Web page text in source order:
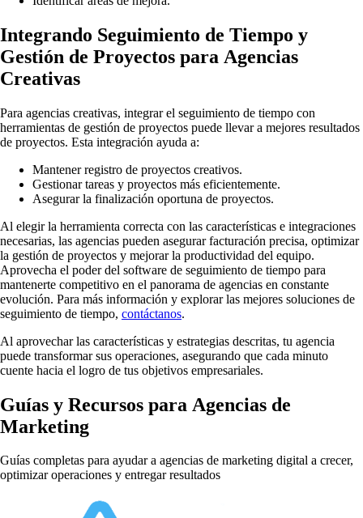
Integrando Seguimiento de Tiempo y
Gestión de Proyectos para Agencias
Creativas
Para agencias creativas, integrar el seguimiento de tiempo con
herramientas de gestión de proyectos puede llevar a mejores resultados
de proyectos. Esta integración ayuda a:
Mantener registro de proyectos creativos.
Gestionar tareas y proyectos más eficientemente.
Asegurar la finalización oportuna de proyectos.
Al elegir la herramienta correcta con las características e integraciones
necesarias, las agencias pueden asegurar facturación precisa, optimizar
la gestión de proyectos y mejorar la productividad del equipo.
Aprovecha el poder del software de seguimiento de tiempo para
mantenerte competitivo en el panorama de agencias en constante
evolución. Para más información y explorar las mejores soluciones de
seguimiento de tiempo, contáctanos.
Al aprovechar las características y estrategias descritas, tu agencia
puede transformar sus operaciones, asegurando que cada minuto
cuente hacia el logro de tus objetivos empresariales.
Guías y Recursos para Agencias de
Marketing
Guías completas para ayudar a agencias de marketing digital a crecer,
optimizar operaciones y entregar resultados